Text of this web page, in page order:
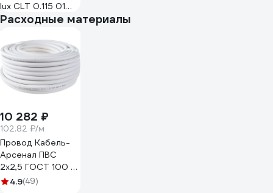
lux CLT 0.115 01
L2000 BL
Расходные материалы
10 282 ₽
102.82 ₽/м
Провод Кабель-
Арсенал ПВС
2х2,5 ГОСТ 100 м
KARS-51186
4.9(49)